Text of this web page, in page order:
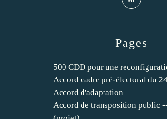
Pages
500 CDD pour une
Accord cadre pré-électoral du
Accord d'adaptation
Accord de transposition public